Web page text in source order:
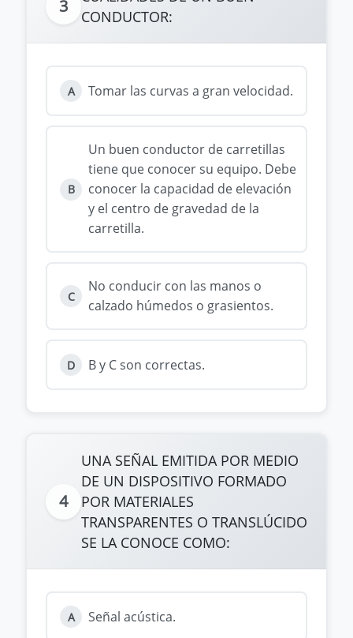
3
CONDUCTOR:
A Tomar las curvas a gran velocidad.
B
Un buen conductor de carretillas
tiene que conocer su equipo. Debe
conocer la capacidad de elevación
y el centro de gravedad de la
carretilla.
C
No conducir con las manos o
calzado húmedos o grasientos.
D B y C son correctas.
4
UNA SEÑAL EMITIDA POR MEDIO
DE UN DISPOSITIVO FORMADO
POR MATERIALES
TRANSPARENTES O TRANSLÚCIDO
SE LA CONOCE COMO:
A Señal acústica.